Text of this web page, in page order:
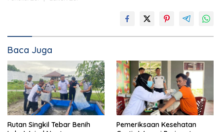
Baca Juga
Rutan Singkil Tebar Benih
Pemeriksaan Kesehatan